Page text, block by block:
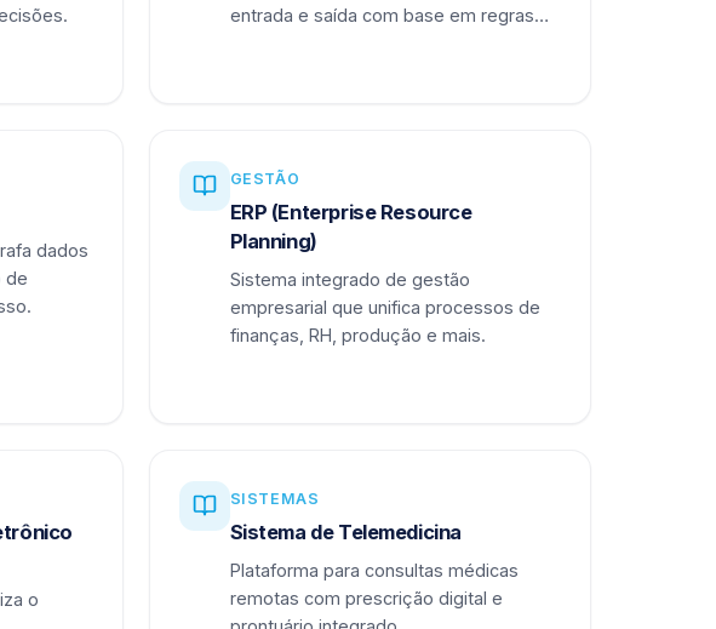
entrada e saída com base em regras
dados
de
GESTÃO
ERP (Enterprise Resource
Planning)
Sistema integrado de gestão
empresarial que unifica processos de
finanças, RH, produção e mais.
o
SISTEMAS
Sistema de Telemedicina
Plataforma para consultas médicas
remotas com prescrição digital e